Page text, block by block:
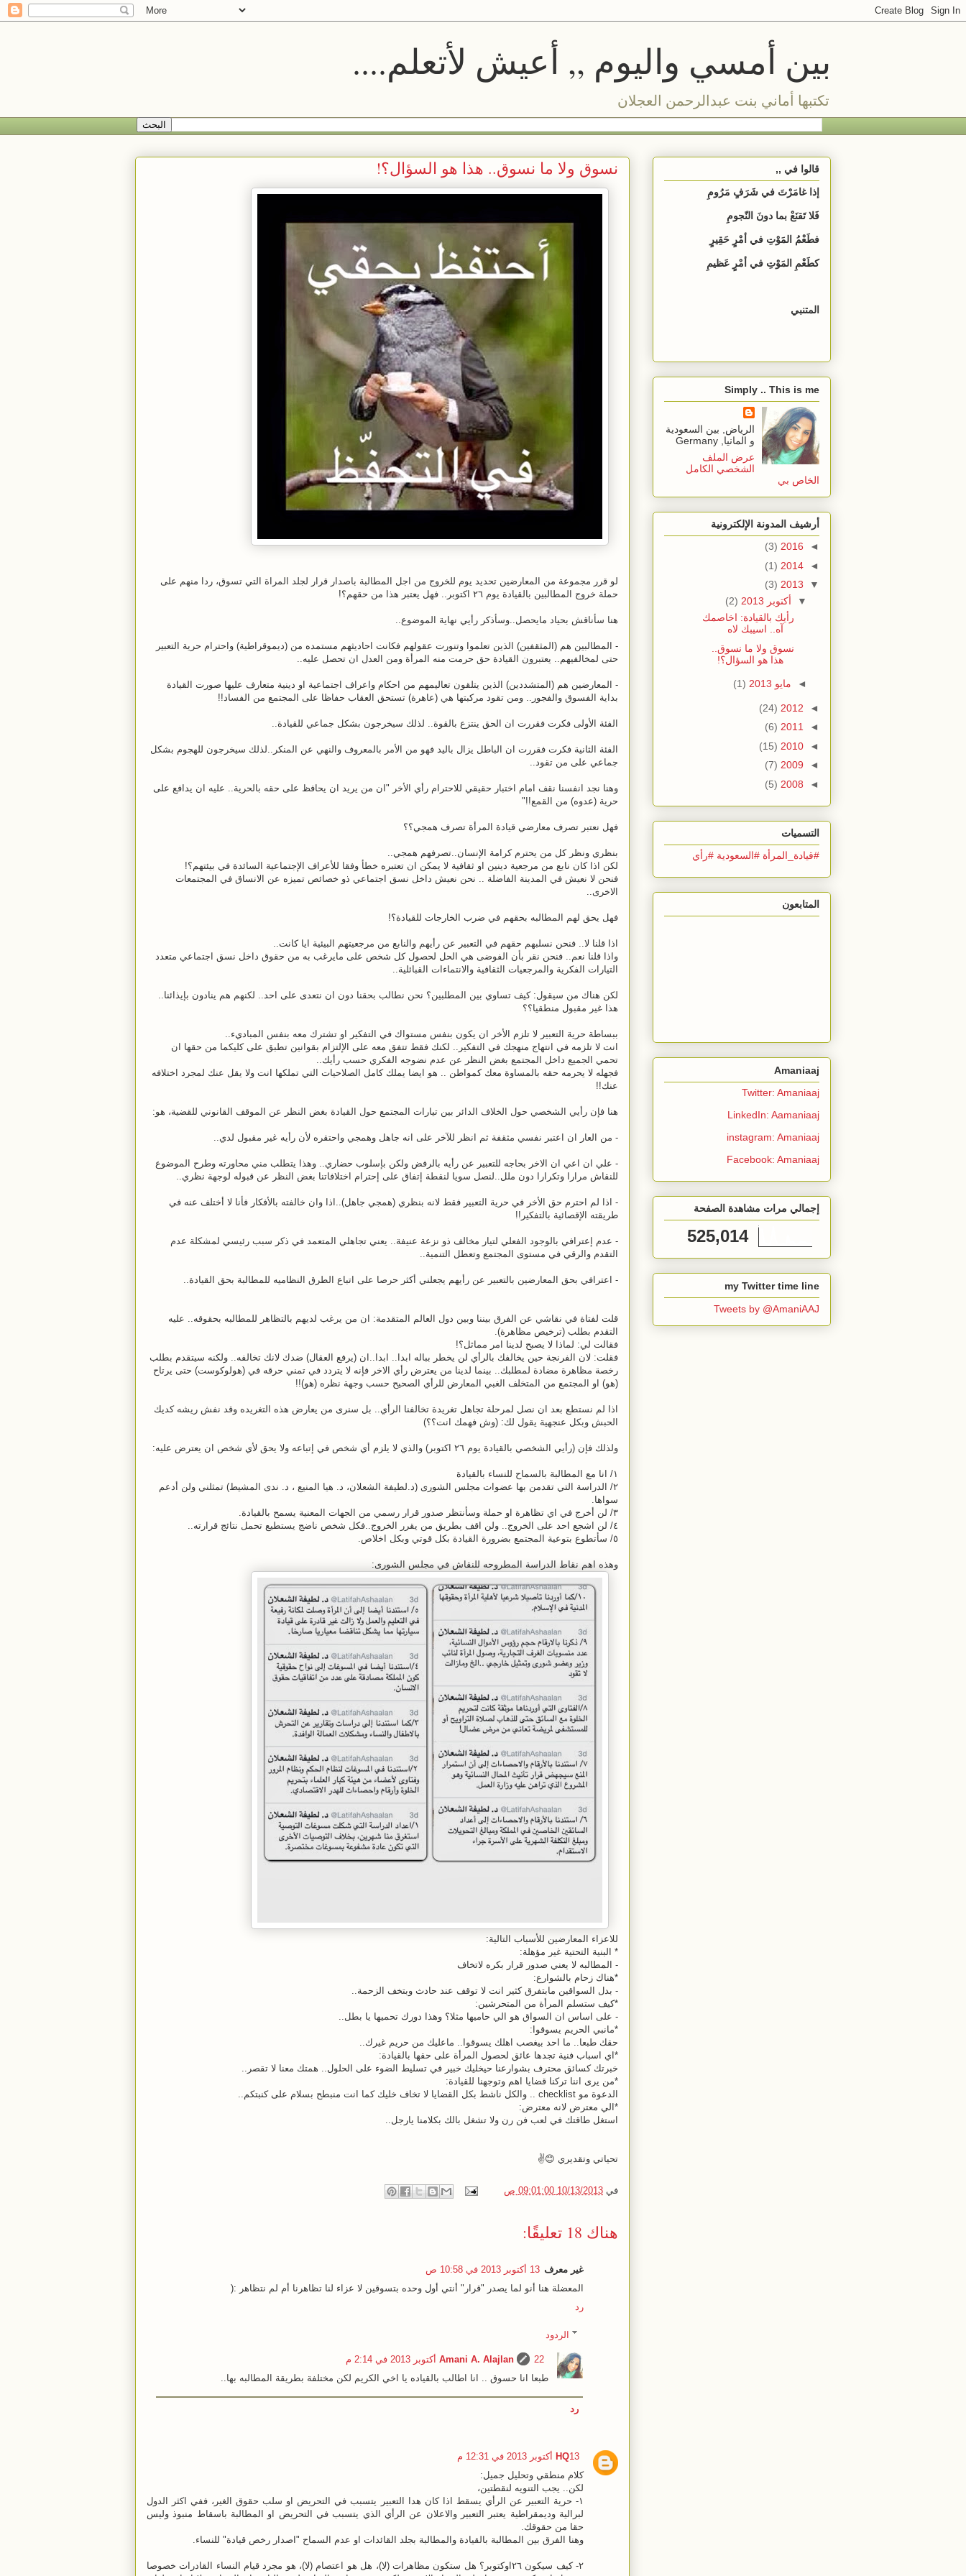
بين أمسي واليوم ,, أعيش لأتعلم....
تكتبها أماني بنت عبدالرحمن العجلان
نسوق ولا ما نسوق.. هذا هو السؤال؟!
لو قرر مجموعة من المعارضين تحديد يوم للخروج من اجل المطالبة باصدار قرار لجلد المراة التي تسوق، ردا منهم على
حملة خروج المطالبين بالقيادة يوم ٢٦ اكتوبر.. فهل يعتبر هذا من حقهم؟!
هنا سأناقش بحياد مايحصل..وسأذكر رأيي نهاية الموضوع..
- المطالبين هم (المثقفين) الذين تعلموا وتنورت عقولهم فكانت احاديثهم مستمده من (ديموقراطية) واحترام حرية التعبير
حتى لمخالفيهم.. يعتبرون القيادة حق حرمت منه المرأة ومن العدل ان تحصل عليه..
- المعارضين هم (المتشددين) الذين يتلقون تعاليمهم من احكام واعراف اجتماعية او دينية متعارف عليها صورت القيادة
بداية الفسوق والفجور.. ومن تقود مركبتها هي (عاهرة) تستحق العقاب حفاظا على المجتمع من الفساد!!
الفئة الأولى فكرت فقررت ان الحق ينتزع بالقوة.. لذلك سيخرجون بشكل جماعي للقيادة..
الفئة الثانية فكرت فقررت ان الباطل يزال باليد فهو من الأمر بالمعروف والنهي عن المنكر..لذلك سيخرجون للهجوم بشكل
جماعي على من تقود..
وهنا نجد انفسنا نقف امام اختبار حقيقي للاحترام رأي الأخر "ان من يريد ان يحافظ على حقه بالحرية.. عليه ان يدافع على
حرية (عدوه) من القمع!!"
فهل نعتبر تصرف معارضي قيادة المرأة تصرف همجي؟؟
بنظري ونظر كل من يحترم كرامة الإنسان..تصرفهم همجي..
لكن اذا كان نابع من مرجعية دينين او ثقافية لا يمكن ان تعتبره خطأ وفقا للأعراف الإجتماعية السائدة في بيئتهم؟!
فنحن لا نعيش في المدينة الفاضلة .. نحن نعيش داخل نسق اجتماعي ذو خصائص تميزه عن الانساق في المجتمعات
الاخرى..
فهل يحق لهم المطالبه بحقهم في ضرب الخارجات للقيادة؟!
اذا قلنا لا.. فنحن نسلبهم حقهم في التعبير عن رأيهم والنابع من مرجعيتهم البيئية ايا كانت..
واذا قلنا نعم.. فنحن نقر بأن الفوضى هي الحل لحصول كل شخص على مايرغب به من حقوق داخل نسق اجتماعي متعدد
التيارات الفكرية والمرجعيات الثقافية والانتماءات القبائلية..
لكن هناك من سيقول: كيف تساوي بين المطلبين؟ نحن نطالب بحقنا دون ان نتعدى على احد.. لكنهم هم ينادون بإيذائنا..
هذا غير مقبول منطقيا؟؟
ببساطة حرية التعبير لا تلزم الأخر ان يكون بنفس مستواك في التفكير او تشترك معه بنفس المباديء..
انت لا تلزمه في انتهاج منهجك في التفكير.. لكنك فقط تتفق معه على الإلتزام بقوانين تطبق على كليكما من حقها ان
تحمي الجميع داخل المجتمع بغض النظر عن عدم نضوجه الفكري حسب رأيك..
فجهله لا يحرمه حقه بالمساوة معك كمواطن .. هو ايضا يملك كامل الصلاحيات التي تملكها انت ولا يقل عنك لمجرد اختلافه
عنك!!
هنا فإن رأيي الشخصي حول الخلاف الدائر بين تيارات المجتمع حول القيادة بغض النظر عن الموقف القانوني للقضية، هو:
- من العار ان اعتبر نفسي مثقفة ثم انظر للآخر على انه جاهل وهمجي واحتقره لأن رأيه غير مقبول لدي..
- علي ان اعي ان الاخر بحاجه للتعبير عن رأيه بالرفض ولكن بإسلوب حضاري.. وهذا يتطلب مني محاورته وطرح الموضوع
للنقاش مرارا وتكرارا دون ملل..لنصل سويا لنقطة إتفاق على إحترام اختلافاتنا بغض النظر عن قبوله لوجهة نظري..
- اذا لم احترم حق الأخر في حرية التعبير فقط لانه بنظري (همجي جاهل)..اذا وان خالفته بالأفكار فأنا لا أختلف عنه في
طريقته الإقصائية بالتفكير!!
- عدم إعترافي بالوجود الفعلي لتيار مخالف ذو نزعة عنيفة.. يعني تجاهلي المتعمد في ذكر سبب رئيسي لمشكلة عدم
التقدم والرقي في مستوى المجتمع وتعطل التنمية..
- اعترافي بحق المعارضين بالتعبير عن رأيهم يجعلني أكثر حرصا على اتباع الطرق النظاميه للمطالبة بحق القيادة..
قلت لفتاة في نقاشي عن الفرق بيننا وبين دول العالم المتقدمة: ان من يرغب لديهم بالتظاهر للمطالبه بحقوقه.. عليه
التقدم بطلب (ترخيص مظاهرة).
فقالت لي: لماذا لا يصبح لدينا امر مماثل؟!
فقلت: لان الفرنجة حين يخالفك بالرأي لن يخطر بباله ابدا.. ابدا..ان (يرفع العقال) ضدك لانك تخالفه.. ولكنه سيتقدم بطلب
رخصة مظاهرة مضادة لمطلبك.. بينما لدينا من يعترض رأي الاخر فإنه لا يتردد في تمني حرقه في (هولوكوست) حتى يرتاح
(هو) او المجتمع من المتخلف الغبي المعارض للرأي الصحيح حسب وجهة نظره (هو)!!
اذا لم نستطع بعد ان نصل لمرحلة تجاهل تغريدة تخالفنا الرأي.. بل سنرى من يعارض هذه التغريده وقد نفش ريشه كديك
الحبش وبكل عنجهية يقول لك: (وش فهمك انت؟؟)
ولذلك فإن (رأيي الشخصي بالقيادة يوم ٢٦ اكتوبر) والذي لا يلزم أي شخص في إتباعه ولا يحق لأي شخص ان يعترض عليه:
١/ انا مع المطالبة بالسماح للنساء بالقيادة
٢/ الدراسة التي تقدمن بها عضوات مجلس الشورى
(د.لطيفة الشعلان، د. هيا المنيع ، د. ندى المشيط) تمثلني ولن أدعم
سواها.
٣/ لن أخرج في اي تظاهرة او حملة وسأنتظر صدور قرار رسمي من الجهات المعنية يسمح بالقيادة.
٤/
لن اشجع احد على الخروج.. ولن اقف بطريق من يقرر الخروج..فكل شخص ناضج يستطيع تحمل نتائج قرارته..
٥/ سأتطوع بتوعية المجتمع بضرورة القيادة بكل قوتي وبكل اخلاص.
وهذه اهم نقاط الدراسة المطروحه للنقاش في مجلس الشورى:
للاعزاء المعارضين للأسباب التالية:
* البنية التحتية غير مؤهلة:
- المطالبه لا يعني صدور قرار بكره لاتخاف
*هناك زحام بالشوارع:
- بدل السواقين مابتفرق كثير انت لا توقف عند حادث وبتخف الزحمة..
*كيف ستسلم المرأة من المتحرشين:
- على اساس ان السواق هو الي حاميها مثلا؟ وهذا دورك تحميها يا بطل..
*مانبي الحريم يسوقوا:
حقك طبعا.. ما احد بيغصب اهلك يسوقوا.. ماعليك من حريم غيرك..
*اي اسباب فنية تجدها عائق لحصول المرأة على حقها بالقيادة:
خبرتك كسائق محترف بشوارعنا حيخليك خبير في تسليط الضوء على الحلول.. همتك معنا لا تقصر..
*من يرى اننا تركنا قضايا اهم وتوجهنا للقيادة:
الدعوة مو checklist .. والكل ناشط بكل القضايا لا تخاف خليك كما انت منبطح بسلام على كنبتكم..
*الي معترض لانه معترض:
استغل طاقتك في لعب فن رن ولا تشغل بالك بكلامنا يارجل..
تحياتي وتقديري 😊✌️
في 10/13/2013 09:01:00 ص
هناك 18 تعليقًا:
غير معرف 13 أكتوبر 2013 في 10:58 ص
المعضلة هنا أنو لما يصدر "قرار" أنتي أول وحده بتسوقين لا عزاء لنا تظاهرنا أم لم نتظاهر :(
رد
الردود
Amani A. Alajlan
22 أكتوبر 2013 في 2:14 م
طبعا انا حسوق .. انا اطالب بالقياده يا اخي الكريم لكن مختلفة بطريقة المطالبه بها..
رد
HQ13 أكتوبر 2013 في 12:31 م
كلام منطقي وتحليل جميل:
لكن.. يجب التنويه لنقطتين،
١- حرية التعبير عن الرأي يسقط اذا كان هدا التعبير يتسبب في التحريض او سلب حقوق الغير، ففي اكثر الدول
لبرالية وديمقراطية يعتبر التعبير والاعلان عن الرأي الذي يتسبب في التحريض او المطالبة باسقاط منبوذ وليس
حقا من حقوقك.
وهنا الفرق بين المطالبة بالقيادة والمطالبة بجلد القائدات او عدم السماح "اصدار رخص قيادة" للنساء.
٢- كيف سيكون ٢٦اوكتوبر؟ هل ستكون مظاهرات (لا)، هل هو اعتصام (لا)، هو مجرد قيام النساء القادرات خصوصا
قالوا في ,,
إذا غامَرْتَ في شَرَفٍ مَرُومِ
فَلا تَقنَعْ بما دونَ النّجومِ
فطَعْمُ المَوْتِ في أمْرٍ حَقِيرٍ
كطَعْمِ المَوْتِ في أمْرٍ عَظيمِ
المتنبي
Simply .. This is me
الرياض, بين السعودية
و المانيا, Germany
عرض الملف
الشخصي الكامل
الخاص بي
أرشيف المدونة الإلكترونية
◄
2016
(3)
◄
2014
(1)
▼
2013
(3)
▼ أكتوبر 2013
(2)
رأيك بالقيادة: اخاصمك
آه.. اسيبك لاه
نسوق ولا ما نسوق..
هذا هو السؤال؟!
◄ مايو 2013 (1)
◄
2012
(24)
◄
2011
(6)
◄
2010
(15)
◄
2009
(7)
◄
2008
(5)
التسميات
#قيادة_المرأة #السعودية #رأي
المتابعون
Amaniaaj
Twitter: Amaniaaj
LinkedIn: Aamaniaaj
instagram: Amaniaaj
Facebook: Amaniaaj
إجمالي مرات مشاهدة الصفحة
525,014
my Twitter time line
Tweets by @AmaniAAJ